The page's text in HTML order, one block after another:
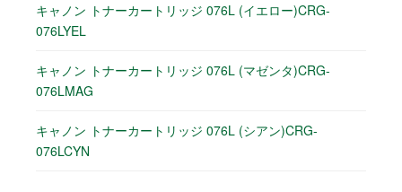
キャノン トナーカートリッジ 076L (イエロー)CRG-
076LYEL
キャノン トナーカートリッジ 076L (マゼンタ)CRG-
076LMAG
キャノン トナーカートリッジ 076L (シアン)CRG-
076LCYN